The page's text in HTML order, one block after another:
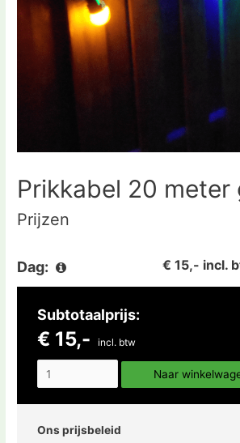
Prikkabel 20 meter
Prijzen
Dag: € 15,- incl.
Subtotaalprijs:
€ 15,- incl. btw
Naar
Ons prijsbeleid